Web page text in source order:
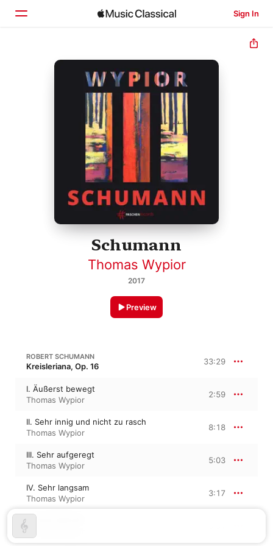
Sign In
Home
Schumann
Thomas Wypior
2017
Preview
ROBERT SCHUMANN
Kreisleriana, Op. 16 33:29
I. Äußerst bewegt
Thomas Wypior
2:59
II. Sehr innig und nicht zu rasch
Thomas Wypior
8:18
III. Sehr aufgeregt
Thomas Wypior
5:03
IV. Sehr langsam
Thomas Wypior
3:17
Thomas Wypior